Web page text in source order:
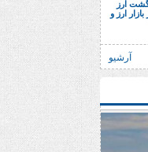
ارز
ارز و
آرشیو